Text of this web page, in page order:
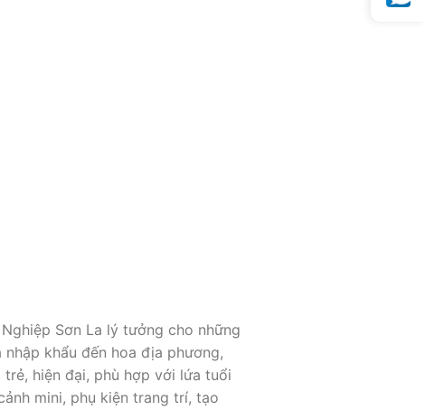
Sơn La lý tưởng cho những
khẩu đến hoa địa phương,
hiện đại, phù hợp với lứa tuổi
mini, phụ kiện trang trí, tạo